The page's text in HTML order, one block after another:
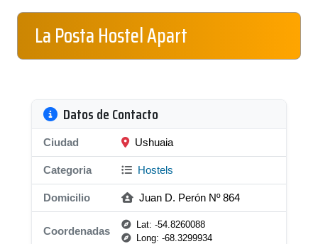
La Posta Hostel Apart
Datos de Contacto
Ciudad Ushuaia
Categoria Hostels
Domicilio Juan D. Perón Nº 864
Coordenadas
Lat: -54.8260088
Long: -68.3299934